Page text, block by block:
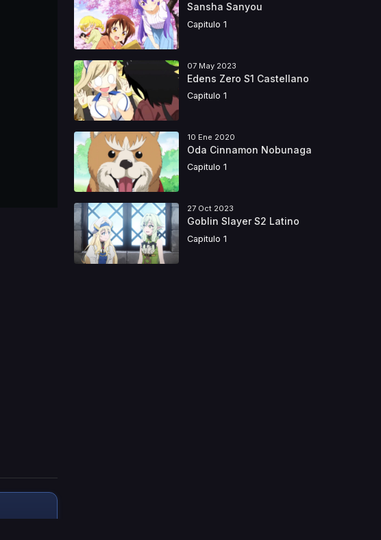
Sansha Sanyou
Capitulo 1
07 May 2023
Edens Zero S1 Castellano
Capitulo 1
10 Ene 2020
Oda Cinnamon Nobunaga
Capitulo 1
27 Oct 2023
Goblin Slayer S2 Latino
Capitulo 1